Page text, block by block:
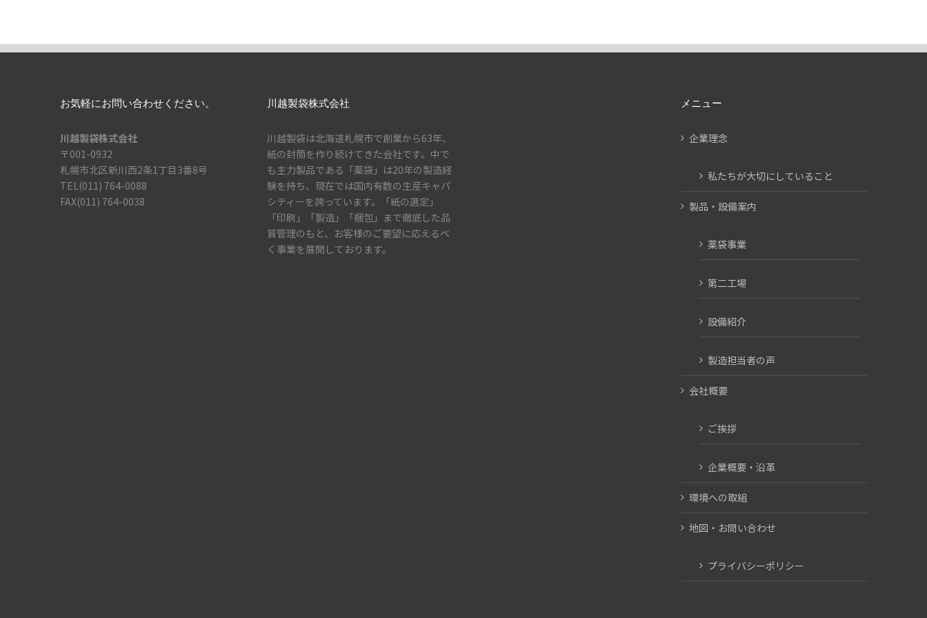
お気軽にお問い合わせください。
川越製袋株式会社
〒001-0932
札幌市北区新川西2条1丁目3番8号
TEL(011) 764-0088
FAX(011) 764-0038
川越製袋株式会社
川越製袋は北海道札幌市で創業から63年、
紙の封筒を作り続けてきた会社です。中で
も主力製品である「薬袋」は20年の製造経
験を持ち、現在では国内有数の生産キャパ
シティーを誇っています。「紙の選定」
「印刷」「製造」「梱包」まで徹底した品
質管理のもと、お客様のご要望に応えるべ
く事業を展開しております。
メニュー
企業理念
私たちが大切にしていること
製品・設備案内
薬袋事業
第二工場
設備紹介
製造担当者の声
会社概要
ご挨拶
企業概要・沿革
環境への取組
地図・お問い合わせ
プライバシーポリシー